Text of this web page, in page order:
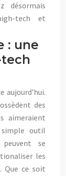
désormais
tech et
: une
aujourd’hui.
des
aimeraient
outil
se
les
Que ce soit